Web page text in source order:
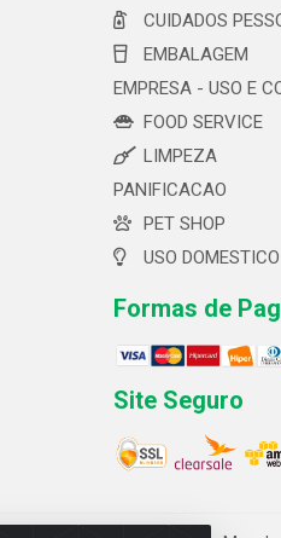
CUIDADOS
EMBALAGEM
EMPRESA - USO E
FOOD SERVICE
LIMPEZA
PANIFICACAO
PET SHOP
USO DOMESTICO
Formas de
Site Seguro